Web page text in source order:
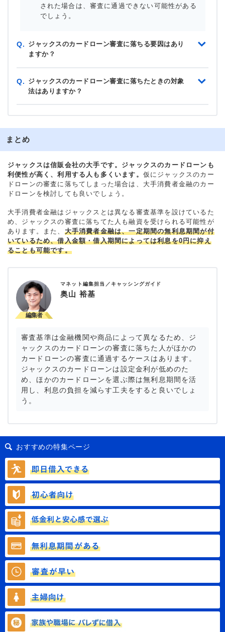
された場合は、審査に通過できない可能性がある
でしょう。
Q. ジャックスのカードローン審査に落ちる要因はあり
ますか？
Q. ジャックスのカードローン審査に落ちたときの対象
法はありますか？
まとめ
ジャックスは信販会社の大手です。ジャックスのカードローンも
利便性が高く、利用する人も多くいます。 仮にジャックスのカー
ドローンの審査に落ちてしまった場合は、大手消費者金融のカー
ドローンを検討しても良いでしょう。
大手消費者金融はジャックスとは異なる審査基準を設けているた
め、ジャックスの審査に落ちてた人も融資を受けられる可能性が
あります。また、 大手消費者金融は、一定期間の無利息期間が付
いているため、借入金額・借入期間によっては利息を0円に抑え
ることも可能です。
マネット編集担当／キャッシングガイド
奥山 裕基
審査基準は金融機関や商品によって異なるため、ジ
ャックスのカードローンの審査に落ちた人がほかの
カードローンの審査に通過するケースはあります。
ジャックスのカードローンは設定金利が低めのた
め、ほかのカードローンを選ぶ際は無利息期間を活
用し、利息の負担を減らす工夫をすると良いでしょ
う。
おすすめの特集ページ